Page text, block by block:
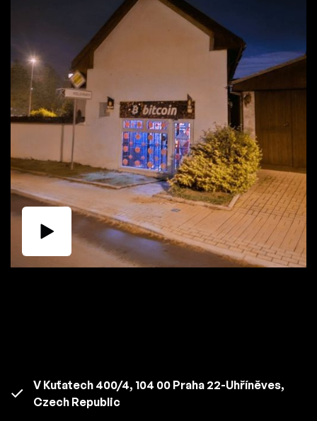
V Kuťatech 400/4, 104 00 Praha 22-Uhříněves,
Czech Republic